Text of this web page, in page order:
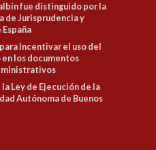
fue distinguido por la
de Jurisprudencia y
Incentivar el uso del
los documentos
Ley de Ejecución de la
Autónoma de Buenos